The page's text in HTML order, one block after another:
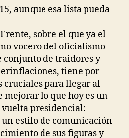
aunque esa lista pueda
sobre el que ya el
vocero del oficialismo
conjunto de traidores y
tiene por
cruciales para llegar al
mejorar lo que hoy es un
presidencial:
estilo de comunicación
de sus figuras y